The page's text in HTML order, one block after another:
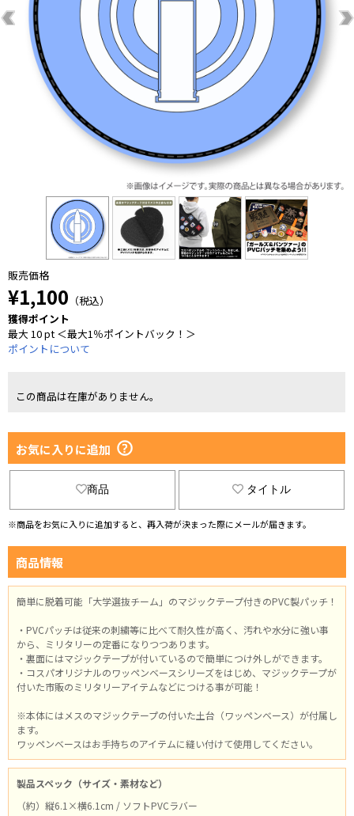
販売価格
¥1,100 （税込）
獲得ポイント
最大 10 pt ＜最大1％ポイントバック！＞
ポイントについて
この商品は在庫がありません。
お気に入りに追加
商品 タイトル
※商品をお気に入りに追加すると、再入荷が決まった際にメールが届きます。
商品情報
簡単に脱着可能「大学選抜チーム」のマジックテープ付きのPVC製パッチ！
・PVCパッチは従来の刺繍等に比べて耐久性が高く、汚れや水分に強い事
から、ミリタリーの定番になりつつあります。
・裏面にはマジックテープが付いているので簡単につけ外しができます。
・コスパオリジナルのワッペンベースシリーズをはじめ、マジックテープが
付いた市販のミリタリーアイテムなどにつける事が可能！
※本体にはメスのマジックテープの付いた土台（ワッペンベース）が付属し
ます。
ワッペンベースはお手持ちのアイテムに縫い付けて使用してください。
製品スペック（サイズ・素材など）
（約）縦6.1×横6.1cm / ソフトPVCラバー